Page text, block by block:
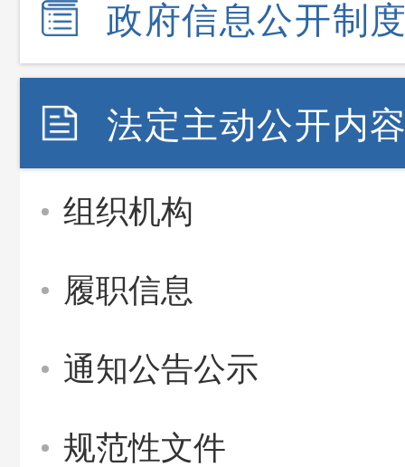
政府信息公开制
法定主动公开内
组织机构
履职信息
通知公告公示
规范性文件